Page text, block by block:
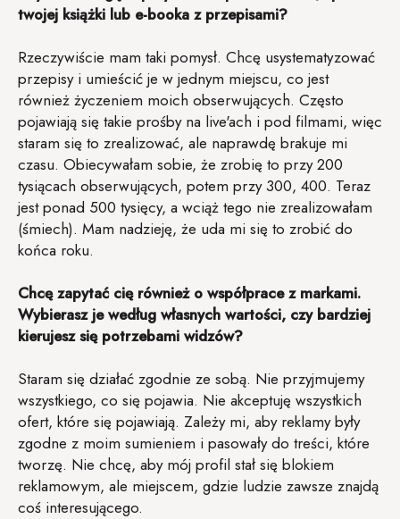
twojej książki lub e-booka z przepisami?
Rzeczywiście mam taki pomysł. Chcę usystematyzować
przepisy i umieścić je w jednym miejscu, co jest
również życzeniem moich obserwujących. Często
pojawiają się takie prośby na live'ach i pod filmami, więc
staram się to zrealizować, ale naprawdę brakuje mi
czasu. Obiecywałam sobie, że zrobię to przy 200
tysiącach obserwujących, potem przy 300, 400. Teraz
jest ponad 500 tysięcy, a wciąż tego nie zrealizowałam
(śmiech). Mam nadzieję, że uda mi się to zrobić do
końca roku.
Chcę zapytać cię również o współprace z markami.
Wybierasz je według własnych wartości, czy bardziej
kierujesz się potrzebami widzów?
Staram się działać zgodnie ze sobą. Nie przyjmujemy
wszystkiego, co się pojawia. Nie akceptuję wszystkich
ofert, które się pojawiają. Zależy mi, aby reklamy były
zgodne z moim sumieniem i pasowały do treści, które
tworzę. Nie chcę, aby mój profil stał się blokiem
reklamowym, ale miejscem, gdzie ludzie zawsze znajdą
coś interesującego.